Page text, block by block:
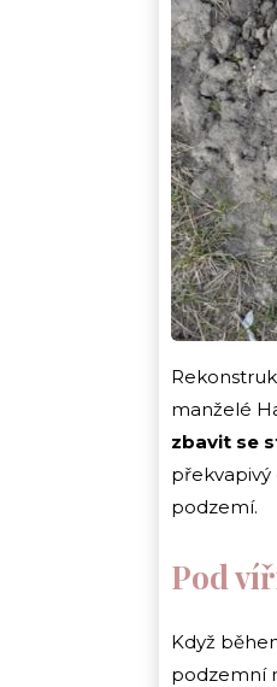
manželé
zbavit se
překvapivý
podzemí.
Pod
Když
podzemní